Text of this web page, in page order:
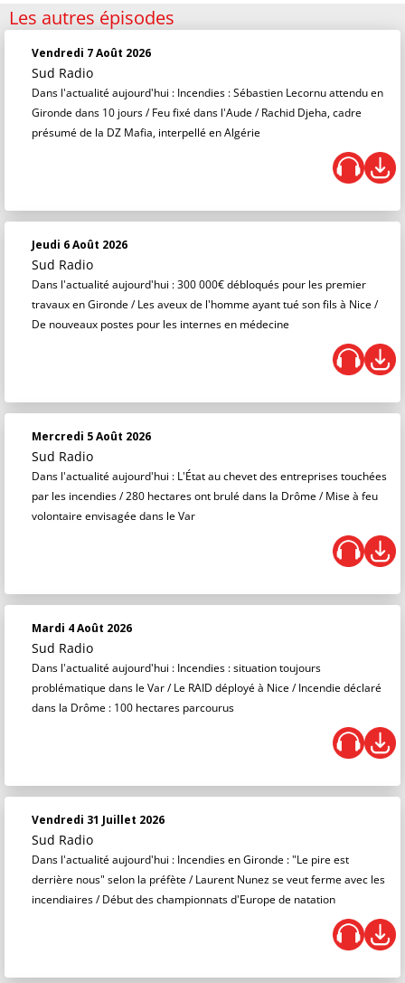
Les autres épisodes
Vendredi 7 Août 2026
Sud Radio
Dans l'actualité aujourd'hui : Incendies : Sébastien Lecornu attendu en
Gironde dans 10 jours / Feu fixé dans l'Aude / Rachid Djeha, cadre
présumé de la DZ Mafia, interpellé en Algérie
Jeudi 6 Août 2026
Sud Radio
Dans l'actualité aujourd'hui : 300 000€ débloqués pour les premier
travaux en Gironde / Les aveux de l'homme ayant tué son fils à Nice /
De nouveaux postes pour les internes en médecine
Mercredi 5 Août 2026
Sud Radio
Dans l'actualité aujourd'hui : L'État au chevet des entreprises touchées
par les incendies / 280 hectares ont brulé dans la Drôme / Mise à feu
volontaire envisagée dans le Var
Mardi 4 Août 2026
Sud Radio
Dans l'actualité aujourd'hui : Incendies : situation toujours
problématique dans le Var / Le RAID déployé à Nice / Incendie déclaré
dans la Drôme : 100 hectares parcourus
Vendredi 31 Juillet 2026
Sud Radio
Dans l'actualité aujourd'hui : Incendies en Gironde : "Le pire est
derrière nous" selon la préfète / Laurent Nunez se veut ferme avec les
incendiaires / Début des championnats d'Europe de natation